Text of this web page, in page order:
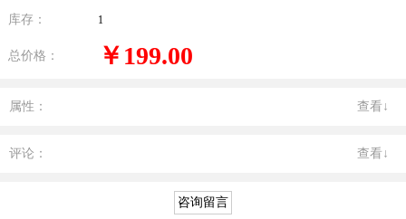
库存： 1
总价格： ￥199.00
属性： 查看↓
评论： 查看↓